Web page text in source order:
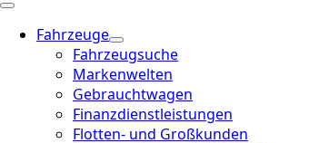
Fahrzeuge
Fahrzeugsuche
Markenwelten
Gebrauchtwagen
Finanzdienstleistungen
Flotten- und Großkunden